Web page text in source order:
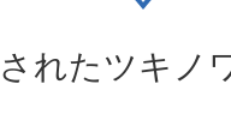
れたツキノ